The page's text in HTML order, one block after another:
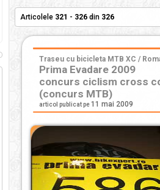
Articolele 321 - 326din 326
Traseu cu bicicleta MTB XC /
Prima Evadare 2009
concurs ciclism cross
(concurs MTB)
articol publicat pe11 mai 2009